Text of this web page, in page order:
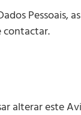
Pessoais,
contactar.
alterar este